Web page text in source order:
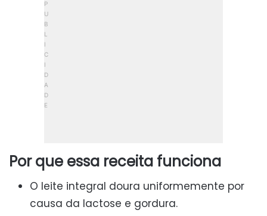
Por que essa receita funciona
O leite integral doura uniformemente por
causa da lactose e gordura.